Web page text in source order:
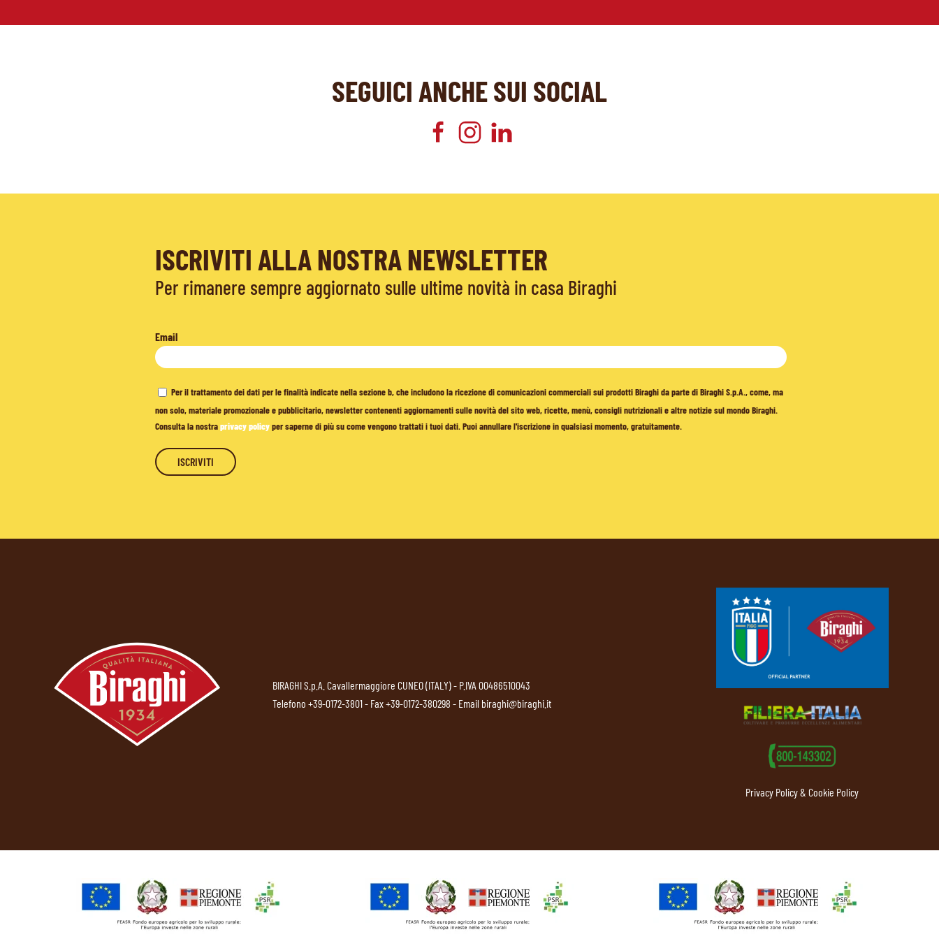
SEGUICI ANCHE SUI SOCIAL
ISCRIVITI ALLA NOSTRA NEWSLETTER
Per rimanere sempre aggiornato sulle ultime novità in casa Biraghi
Email
Per il trattamento dei dati per le finalità indicate nella sezione b, che includono la ricezione di comunicazioni commerciali sui prodotti Biraghi da parte di Biraghi S.p.A., come, ma
non solo, materiale promozionale e pubblicitario, newsletter contenenti aggiornamenti sulle novità del sito web, ricette, menù, consigli nutrizionali e altre notizie sul mondo Biraghi.
Consulta la nostraprivacy policyper saperne di più su come vengono trattati i tuoi dati. Puoi annullare l'iscrizione in qualsiasi momento, gratuitamente.
BIRAGHI S.p.A. Cavallermaggiore CUNEO (ITALY) - P.IVA 00486510043
Telefono +39-0172-3801- Fax +39-0172-380298 - Email biraghi@biraghi.it
Privacy Policy & Cookie Policy